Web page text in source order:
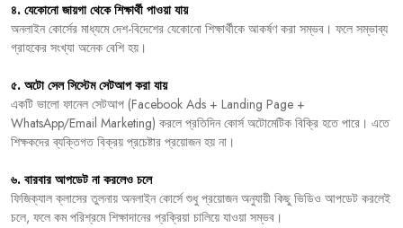
৪. যেকোনো জায়গা থেকে শিক্ষার্থী পাওয়া যায়
অনলাইন কোর্সের মাধ্যমে দেশ-বিদেশের যেকোনো শিক্ষার্থীকে আকর্ষণ করা সম্ভব। ফলে সম্ভাব্য
গ্রাহকের সংখ্যা অনেক বেশি হয়।
৫. অটো সেল সিস্টেম সেটআপ করা যায়
একটি ভালো ফানেল সেটআপ (Facebook Ads + Landing Page +
WhatsApp/Email Marketing) করলে প্রতিদিন কোর্স অটোমেটিক বিক্রি হতে পারে। এতে
শিক্ষকদের ব্যক্তিগত বিক্রয় প্রচেষ্টার প্রয়োজন হয় না।
৬. বারবার আপডেট না করলেও চলে
ফিজিক্যাল ক্লাসের তুলনায় অনলাইন কোর্সে শুধু প্রয়োজন অনুযায়ী কিছু ভিডিও আপডেট করলেই
চলে, ফলে কম পরিশ্রমে শিক্ষাদানের প্রক্রিয়া চালিয়ে যাওয়া সম্ভব।